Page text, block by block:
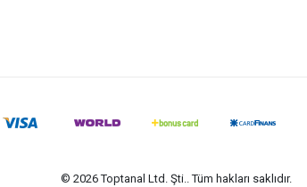
© 2026 Toptanal Ltd. Şti.. Tüm hakları saklıdır.